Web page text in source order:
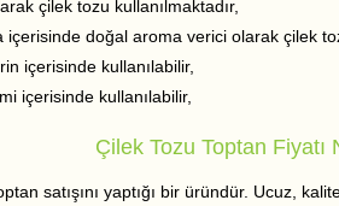
çilek tozu kullanılmaktadır,
içerisinde doğal aroma verici olarak çilek
içerisinde kullanılabilir,
içerisinde kullanılabilir,
Çilek Tozu Toptan Fiyatı
satışını yaptığı bir üründür. Ucuz,